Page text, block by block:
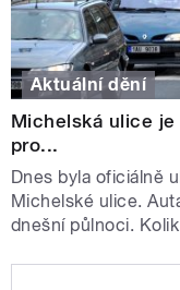
Aktuální dění
Michelská ulice
pro...
Dnes byla oficiálně
Michelské ulice.
dnešní půlnoci.